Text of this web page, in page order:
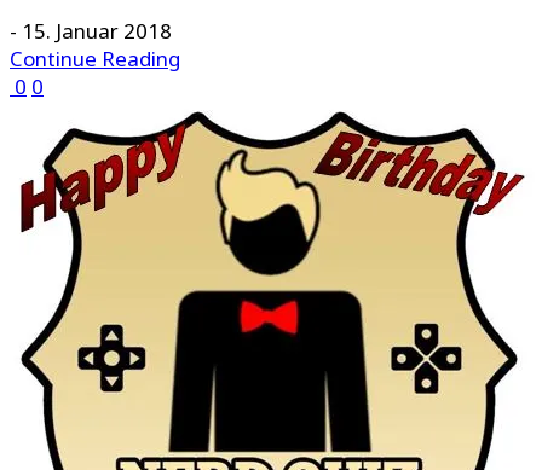
- 15. Januar 2018
Continue Reading
0 0